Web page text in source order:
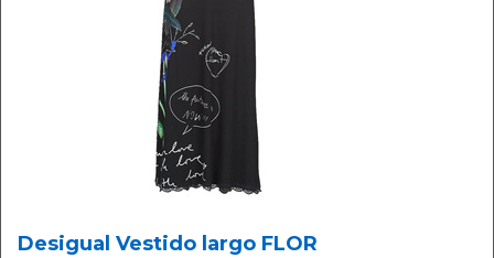
Desigual Vestido largo FLOR